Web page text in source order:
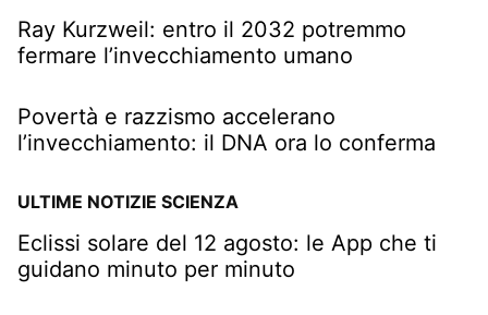
Ray Kurzweil: entro il 2032 potremmo
fermare l’invecchiamento umano
Povertà e razzismo accelerano
l’invecchiamento: il DNA ora lo conferma
ULTIME NOTIZIE SCIENZA
Eclissi solare del 12 agosto: le App che ti
guidano minuto per minuto